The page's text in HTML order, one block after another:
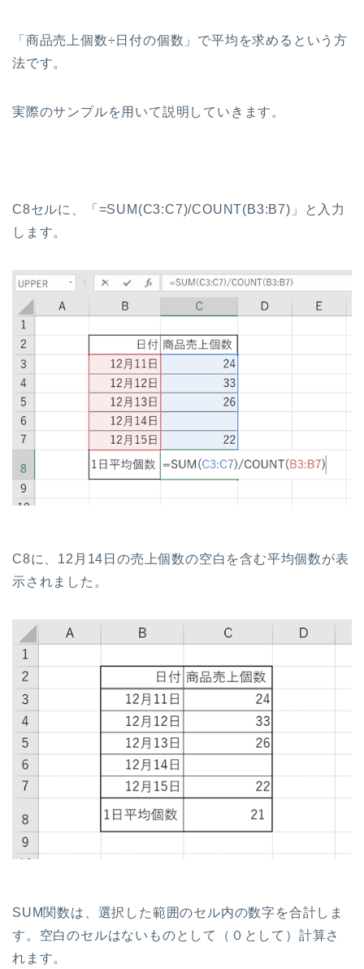
「商品売上個数÷日付の個数」で平均を求めるという方
法です。
実際のサンプルを用いて説明していきます。
C8セルに、「=SUM(C3:C7)/COUNT(B3:B7)」と入力
します。
C8に、12月14日の売上個数の空白を含む平均個数が表
示されました。
SUM関数は、選択した範囲のセル内の数字を合計しま
す。空白のセルはないものとして（０として）計算さ
れます。